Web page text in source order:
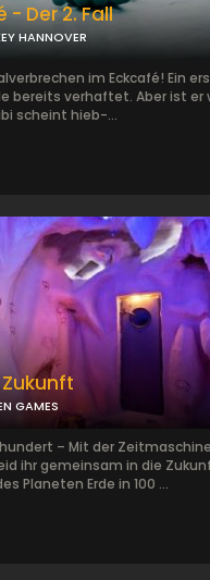
- Der 2. Fall
HANNOVER
im Eckcafé! Ein
bereits verhaftet. Aber ist er
scheint hieb-...
GAMES
– Mit der
ihr gemeinsam in die
Planeten Erde in 100 ...